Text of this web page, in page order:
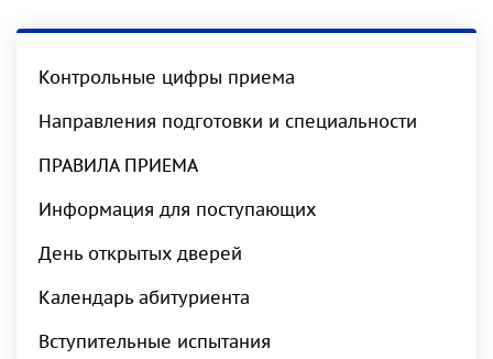
Контрольные цифры приема
Направления подготовки и специальности
ПРАВИЛА ПРИЕМА
Информация для поступающих
День открытых дверей
Календарь абитуриента
Вступительные испытания